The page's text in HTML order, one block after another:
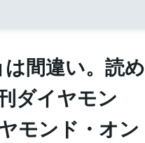
は間違い。読め
ダイヤモン
モンド・オン